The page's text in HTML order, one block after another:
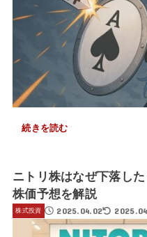
続きを読む
ニトリ株はなぜ下落し
株価予想を解説
株式投資 2025.04.02